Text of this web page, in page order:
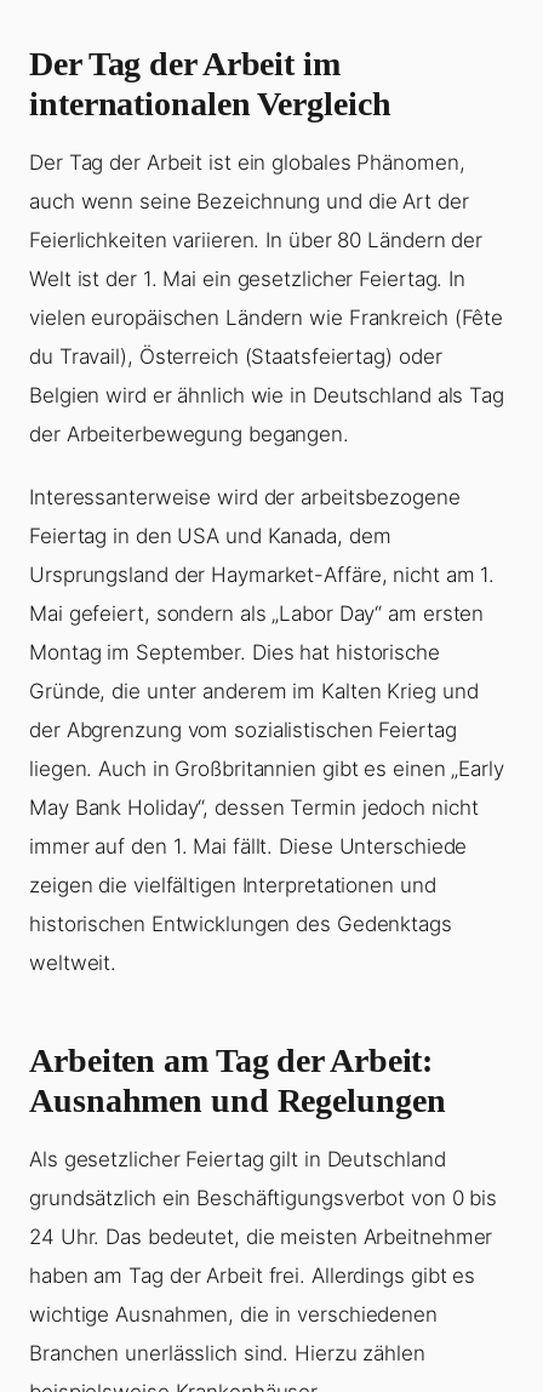
Der Tag der Arbeit im
internationalen Vergleich
Der Tag der Arbeit ist ein globales Phänomen,
auch wenn seine Bezeichnung und die Art der
Feierlichkeiten variieren. In über 80 Ländern der
Welt ist der 1. Mai ein gesetzlicher Feiertag. In
vielen europäischen Ländern wie Frankreich (Fête
du Travail), Österreich (Staatsfeiertag) oder
Belgien wird er ähnlich wie in Deutschland als Tag
der Arbeiterbewegung begangen.
Interessanterweise wird der arbeitsbezogene
Feiertag in den USA und Kanada, dem
Ursprungsland der Haymarket-Affäre, nicht am 1.
Mai gefeiert, sondern als „Labor Day“ am ersten
Montag im September. Dies hat historische
Gründe, die unter anderem im Kalten Krieg und
der Abgrenzung vom sozialistischen Feiertag
liegen. Auch in Großbritannien gibt es einen „Early
May Bank Holiday“, dessen Termin jedoch nicht
immer auf den 1. Mai fällt. Diese Unterschiede
zeigen die vielfältigen Interpretationen und
historischen Entwicklungen des Gedenktags
weltweit.
Arbeiten am Tag der Arbeit:
Ausnahmen und Regelungen
Als gesetzlicher Feiertag gilt in Deutschland
grundsätzlich ein Beschäftigungsverbot von 0 bis
24 Uhr. Das bedeutet, die meisten Arbeitnehmer
haben am Tag der Arbeit frei. Allerdings gibt es
wichtige Ausnahmen, die in verschiedenen
Branchen unerlässlich sind. Hierzu zählen